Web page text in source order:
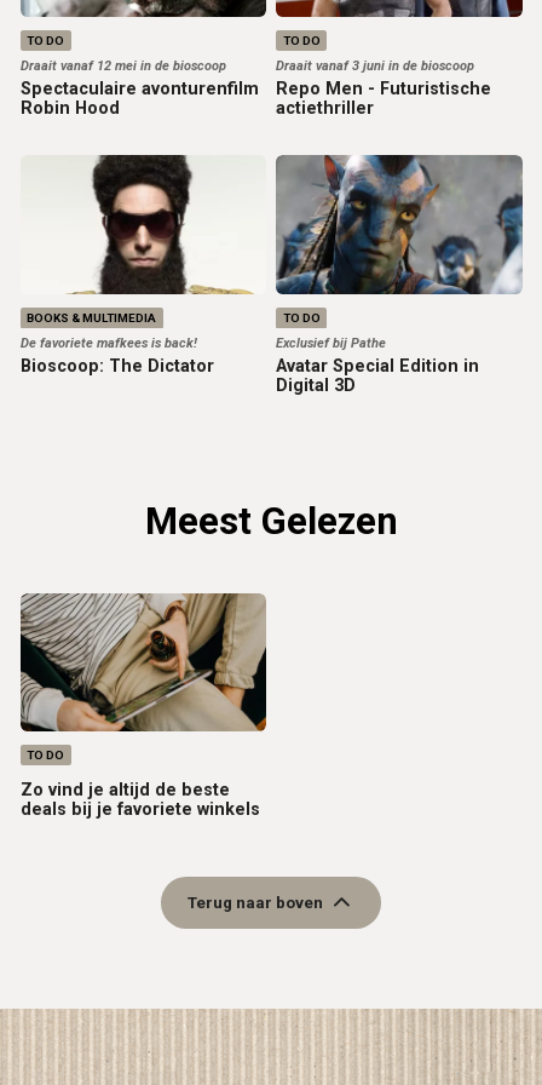
TO DO
Draait vanaf 12 mei in de bioscoop
Spectaculaire avonturenfilm
Robin Hood
TO DO
Draait vanaf 3 juni in de bioscoop
Repo Men - Futuristische
actiethriller
BOOKS & MULTIMEDIA
De favoriete mafkees is back!
Bioscoop: The Dictator
TO DO
Exclusief bij Pathe
Avatar Special Edition in
Digital 3D
Meest Gelezen
TO DO
Zo vind je altijd de beste
deals bij je favoriete winkels
Terug naar boven